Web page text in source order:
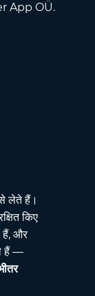
App OÜ.
लेते हैं।
किए
हैं, और
हैं —